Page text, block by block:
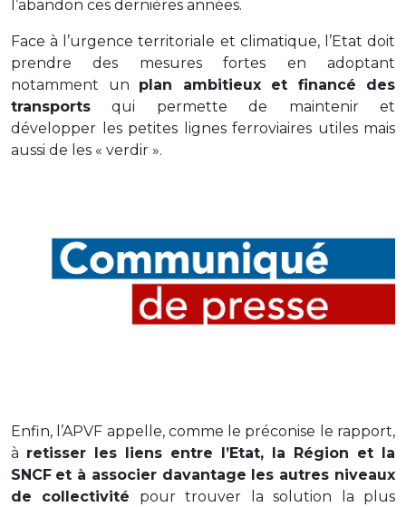
l’abandon ces dernières années.
Face à l’urgence territoriale et climatique, l’Etat doit
prendre des mesures fortes en adoptant
notamment un plan ambitieux et financé des
transports qui permette de maintenir et
développer les petites lignes ferroviaires utiles mais
aussi de les « verdir ».
Enfin, l’APVF appelle, comme le préconise le rapport,
à retisser les liens entre l’Etat, la Région et la
SNCF et à associer davantage les autres niveaux
de collectivité pour trouver la solution la plus